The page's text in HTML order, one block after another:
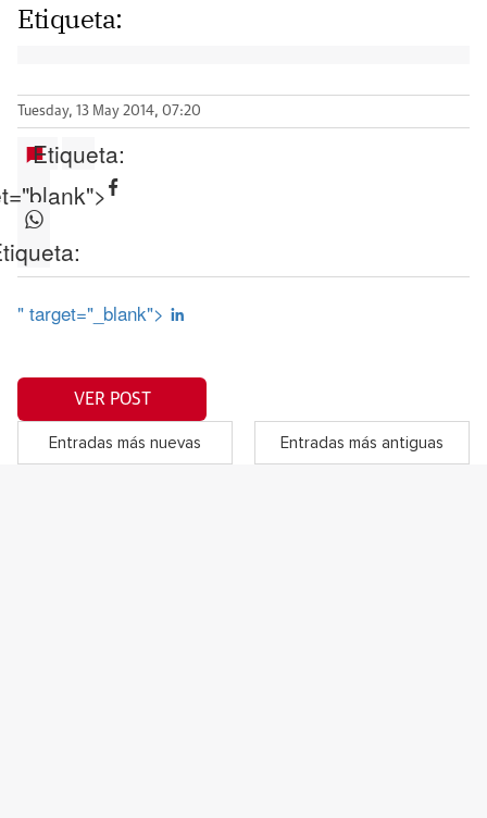
Etiqueta:
Tuesday, 13 May 2014, 07:20
Etiqueta:
" target="_blank">
VER POST
Entradas más nuevas Entradas más antiguas